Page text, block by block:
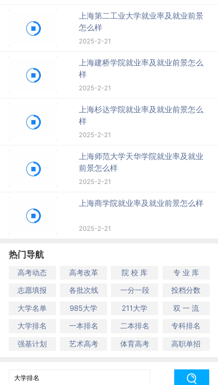
上海第二工业大学就业率及就业前景
怎么样
2025-2-21
上海建桥学院就业率及就业前景怎么
样
2025-2-21
上海杉达学院就业率及就业前景怎么
样
2025-2-21
上海师范大学天华学院就业率及就业
前景怎么样
2025-2-21
上海商学院就业率及就业前景怎么样
2025-2-21
热门导航
高考动态 高考改革 院 校 库
专 业 库
志愿填报
各批次线 一分一段
投档分数
大学名单
985大学 211大学
双 一 流
大学排名
一本排名 二本排名
专科排名
强基计划
艺术高考 体育高考 高职单招